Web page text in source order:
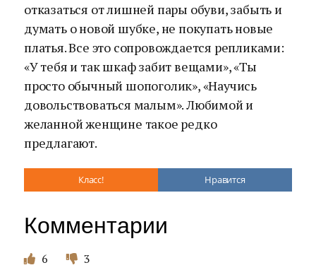
отказаться от лишней пары обуви, забыть и
думать о новой шубке, не покупать новые
платья. Все это сопровождается репликами:
«У тебя и так шкаф забит вещами», «Ты
просто обычный шопоголик», «Научись
довольствоваться малым». Любимой и
желанной женщине такое редко
предлагают.
Класс! Нравится
Комментарии
6 3